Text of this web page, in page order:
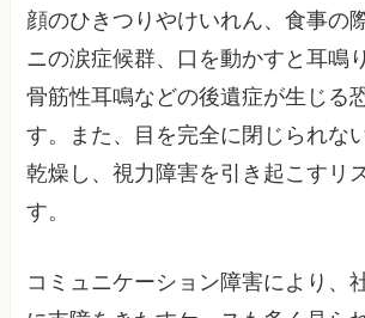
顔のひきつりやけいれん、食事の
ニの涙症候群、口を動かすと耳鳴
骨筋性耳鳴などの後遺症が生じる
す。また、目を完全に閉じられな
乾燥し、視力障害を引き起こすリ
す。
コミュニケーション障害により、